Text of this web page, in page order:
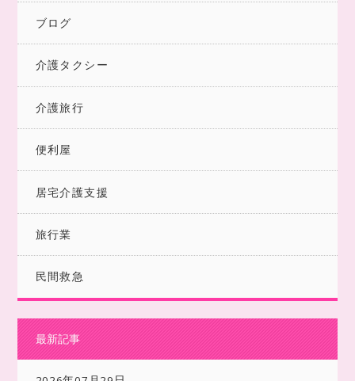
ブログ
介護タクシー
介護旅行
便利屋
居宅介護支援
旅行業
民間救急
最新記事